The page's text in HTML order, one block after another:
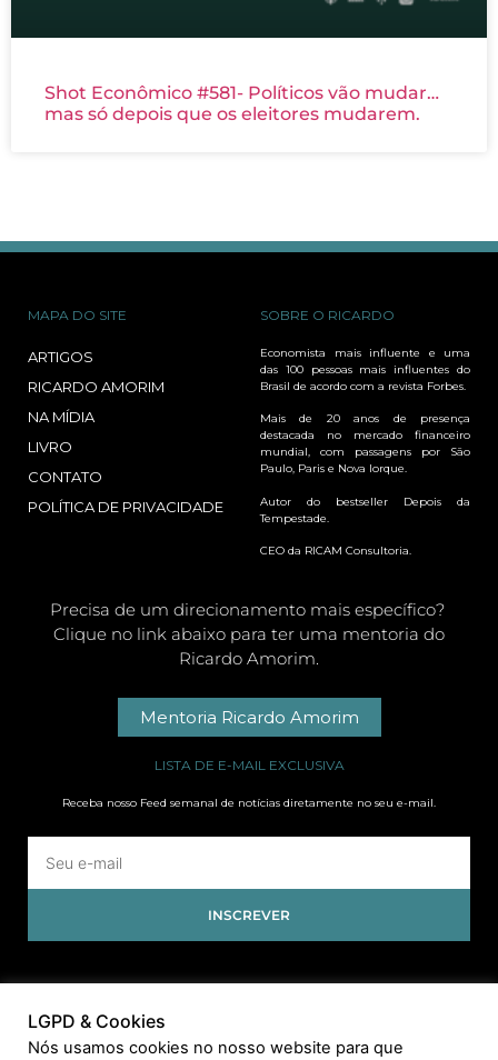
Shot Econômico #581- Políticos vão mudar…
mas só depois que os eleitores mudarem.
MAPA DO SITE
ARTIGOS
RICARDO AMORIM
NA MÍDIA
LIVRO
CONTATO
POLÍTICA DE PRIVACIDADE
SOBRE O RICARDO
Economista mais influente e uma
das 100 pessoas mais influentes do
Brasil de acordo com a revista Forbes.
Mais de 20 anos de presença
destacada no mercado financeiro
mundial, com passagens por São
Paulo, Paris e Nova Iorque.
Autor do bestseller Depois da
Tempestade.
CEO da RICAM Consultoria.
Precisa de um direcionamento mais específico?
Clique no link abaixo para ter uma mentoria do
Ricardo Amorim.
Mentoria Ricardo Amorim
LISTA DE E-MAIL EXCLUSIVA
Receba nosso Feed semanal de notícias diretamente no seu e-mail.
INSCREVER
LGPD & Cookies
Nós usamos cookies no nosso website para que